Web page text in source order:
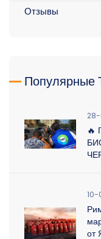
Отзывы
Популярные
28-
🔥
10-
от